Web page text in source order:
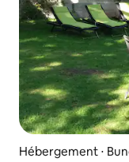
Hébergement ⋅